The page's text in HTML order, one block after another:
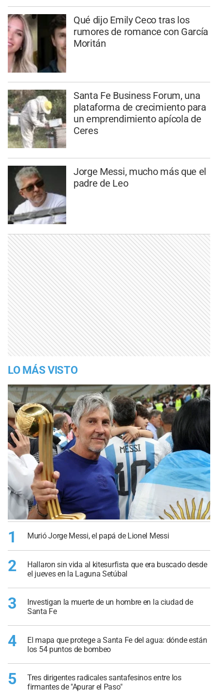
Qué dijo Emily Ceco tras los
rumores de romance con García
Moritán
Santa Fe Business Forum, una
plataforma de crecimiento para
un emprendimiento apícola de
Ceres
Jorge Messi, mucho más que el
padre de Leo
LO MÁS VISTO
1 Murió Jorge Messi, el papá de Lionel Messi
2
Hallaron sin vida al kitesurfista que era buscado desde
el jueves en la Laguna Setúbal
3
Investigan la muerte de un hombre en la ciudad de
Santa Fe
4
El mapa que protege a Santa Fe del agua: dónde están
los 54 puntos de bombeo
5
Tres dirigentes radicales santafesinos entre los
firmantes de "Apurar el Paso"